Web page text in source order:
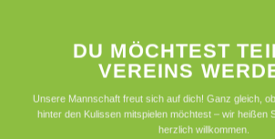
DU MÖCHTEST
VEREINS
Unsere Mannschaft freut sich auf dich! Ganz gleich,
hinter den Kulissen mitspielen möchtest – wir heißen
herzlich willkommen.